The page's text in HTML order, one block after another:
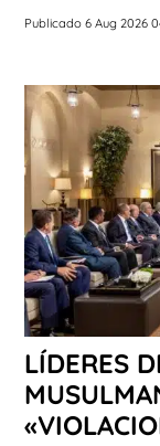
Publicado 6 Aug 2026
LÍDERES